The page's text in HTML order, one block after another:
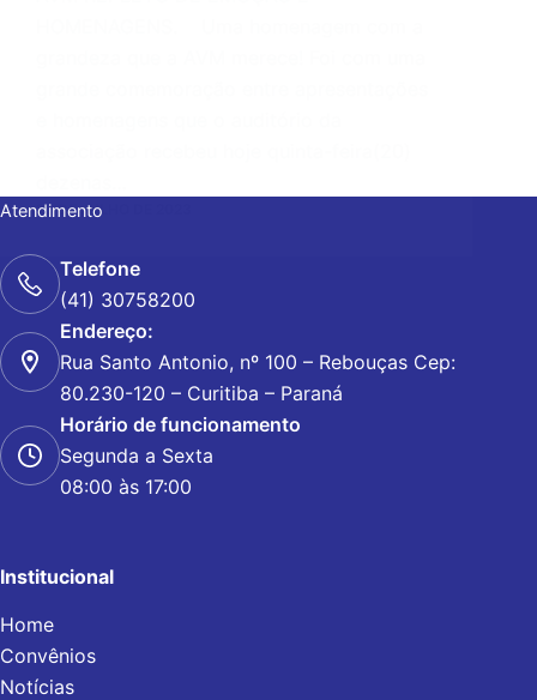
20 DE JULHO DE 2023
Atendimento
Telefone
(41) 30758200
Endereço:
Rua Santo Antonio, nº 100 – Rebouças Cep:
80.230-120 – Curitiba – Paraná
Horário de funcionamento
Segunda a Sexta
08:00 às 17:00
Institucional
Home
Convênios
Notícias